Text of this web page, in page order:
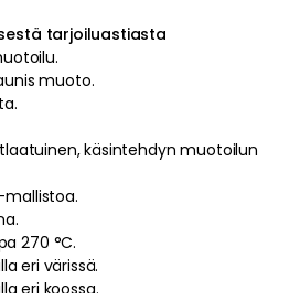
tarjoiluastiasta
muoto.
käsintehdyn muotoilun
270 °C.
eri värissä.
eri koossa.